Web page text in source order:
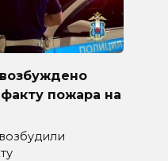
пожара на